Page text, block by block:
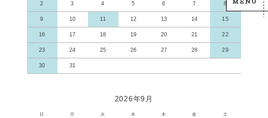
2 3 4 5 6 7 8
9 10 11 12 13 14 15
16 17 18 19 20 21 22
23 24 25 26 27 28 29
30 31
2026年9月
日 月 火 水 木 金 土